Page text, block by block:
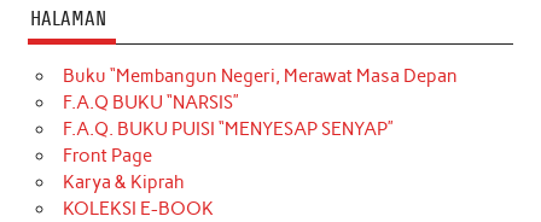
HALAMAN
Buku “Membangun Negeri, Merawat Masa Depan
F.A.Q BUKU “NARSIS”
F.A.Q. BUKU PUISI “MENYESAP SENYAP”
Front Page
Karya & Kiprah
KOLEKSI E-BOOK